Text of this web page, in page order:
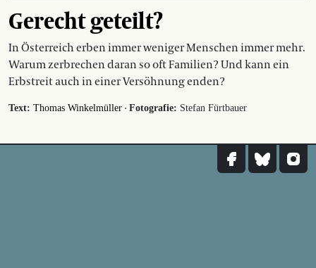
Gerecht geteilt?
In Österreich erben immer weniger Menschen immer mehr.
Warum zerbrechen daran so oft Familien? Und kann ein
Erbstreit auch in einer Versöhnung enden?
Text: Thomas Winkelmüller · Fotografie: Stefan Fürtbauer